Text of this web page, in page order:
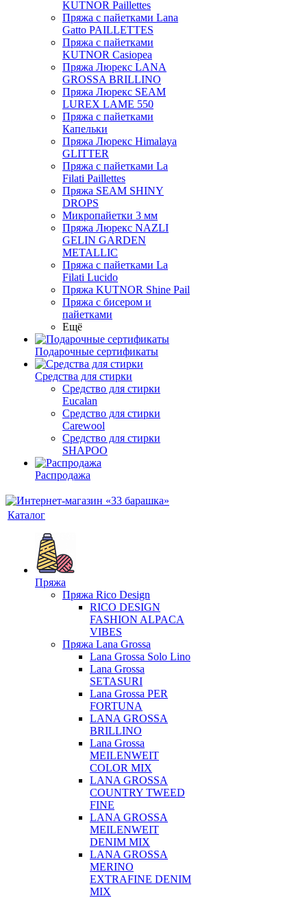
KUTNOR Paillettes
Пряжа с пайетками Lana
Gatto PAILLETTES
Пряжа с пайетками
KUTNOR Casiopea
Пряжа Люрекс LANA
GROSSA BRILLINO
Пряжа Люрекс SEAM
LUREX LAME 550
Пряжа с пайетками
Капельки
Пряжа Люрекс Himalaya
GLITTER
Пряжа с пайетками La
Filati Paillettes
Пряжа SEAM SHINY
DROPS
Микропайетки 3 мм
Пряжа Люрекс NAZLI
GELIN GARDEN
METALLIC
Пряжа с пайетками La
Filati Lucido
Пряжа KUTNOR Shine Pail
Пряжа с бисером и
пайетками
Ещё
Подарочные сертификаты
Средства для стирки
Средство для стирки
Eucalan
Средство для стирки
Carewool
Средство для стирки
SHAPOO
Распродажа
Каталог
Пряжа
Пряжа Rico Design
RICO DESIGN
FASHION ALPACA
VIBES
Пряжа Lana Grossa
Lana Grossa Solo Lino
Lana Grossa
SETASURI
Lana Grossa PER
FORTUNA
LANA GROSSA
BRILLINO
Lana Grossa
MEILENWEIT
COLOR MIX
LANA GROSSA
COUNTRY TWEED
FINE
LANA GROSSA
MEILENWEIT
DENIM MIX
LANA GROSSA
MERINO
EXTRAFINE DENIM
MIX